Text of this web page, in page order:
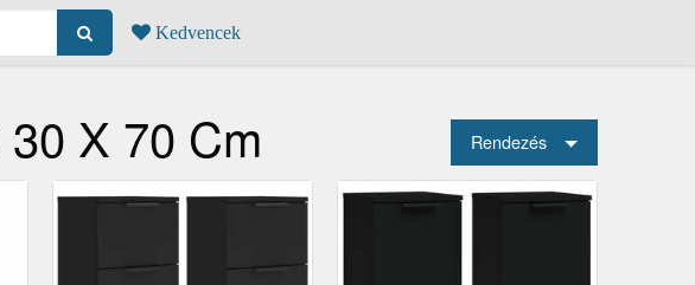
Kedvencek
X 70 Cm Rendezés